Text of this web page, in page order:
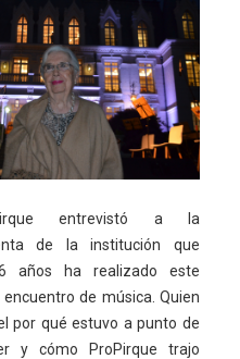
entrevistó a la
de la institución que
años ha realizado este
de música. Quien
por qué estuvo a punto de
y cómo ProPirque trajo